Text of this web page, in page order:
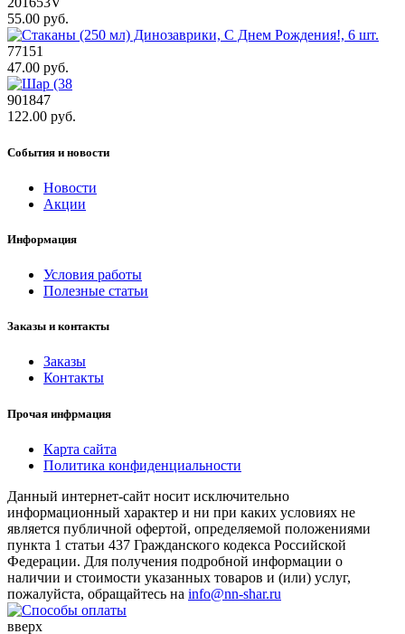
55.00 руб.
77151
47.00 руб.
901847
122.00 руб.
События и новости
Новости
Акции
Информация
Условия работы
Полезные статьи
Заказы и контакты
Заказы
Контакты
Прочая инфрмация
Карта сайта
Политика конфиденциальности
Данный интернет-сайт носит исключительно
информационный характер и ни при каких условиях не
является публичной офертой, определяемой положениями
пункта 1 статьи 437 Гражданского кодекса Российской
Федерации. Для получения подробной информации о
наличии и стоимости указанных товаров и (или) услуг,
пожалуйста, обращайтесь на info@nn-shar.ru
вверх